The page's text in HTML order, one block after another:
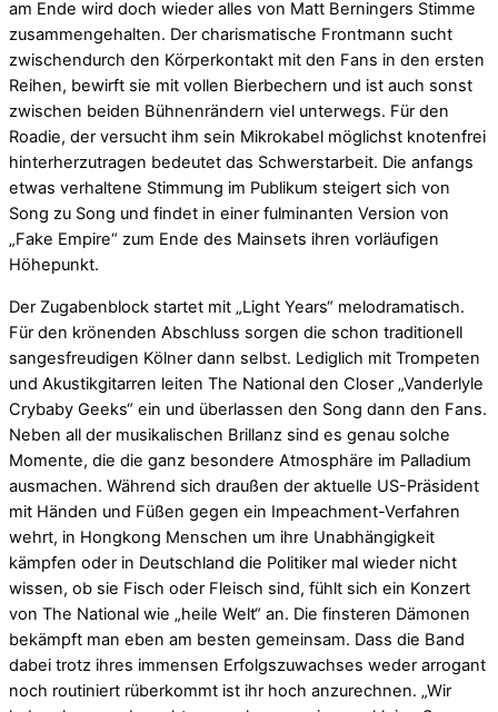
am Ende wird doch wieder alles von Matt Berningers Stimme
zusammengehalten. Der charismatische Frontmann sucht
zwischendurch den Körperkontakt mit den Fans in den ersten
Reihen, bewirft sie mit vollen Bierbechern und ist auch sonst
zwischen beiden Bühnenrändern viel unterwegs. Für den
Roadie, der versucht ihm sein Mikrokabel möglichst knotenfrei
hinterherzutragen bedeutet das Schwerstarbeit. Die anfangs
etwas verhaltene Stimmung im Publikum steigert sich von
Song zu Song und findet in einer fulminanten Version von
„Fake Empire“ zum Ende des Mainsets ihren vorläufigen
Höhepunkt.
Der Zugabenblock startet mit „Light Years“ melodramatisch.
Für den krönenden Abschluss sorgen die schon traditionell
sangesfreudigen Kölner dann selbst. Lediglich mit Trompeten
und Akustikgitarren leiten The National den Closer „Vanderlyle
Crybaby Geeks“ ein und überlassen den Song dann den Fans.
Neben all der musikalischen Brillanz sind es genau solche
Momente, die die ganz besondere Atmosphäre im Palladium
ausmachen. Während sich draußen der aktuelle US-Präsident
mit Händen und Füßen gegen ein Impeachment-Verfahren
wehrt, in Hongkong Menschen um ihre Unabhängigkeit
kämpfen oder in Deutschland die Politiker mal wieder nicht
wissen, ob sie Fisch oder Fleisch sind, fühlt sich ein Konzert
von The National wie „heile Welt“ an. Die finsteren Dämonen
bekämpft man eben am besten gemeinsam. Dass die Band
dabei trotz ihres immensen Erfolgszuwachses weder arrogant
noch routiniert rüberkommt ist ihr hoch anzurechnen. „Wir